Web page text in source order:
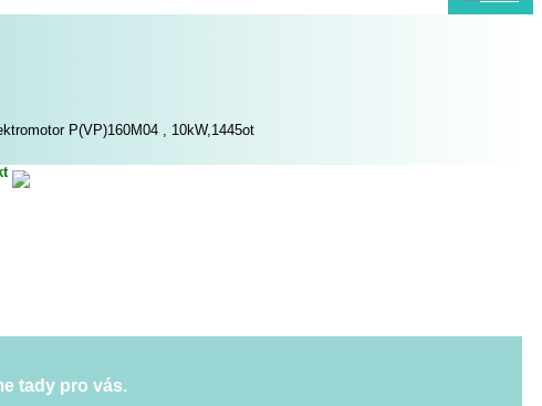
P(VP)160M04 , 10kW,1445ot
tady pro vás.